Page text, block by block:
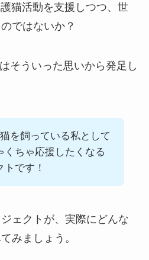
猫活動を支援しつつ、世
ではないか？
そういった思いから発足し
を飼っている私として
くちゃ応援したくなる
トです！
ェクトが、実際にどんな
みましょう。